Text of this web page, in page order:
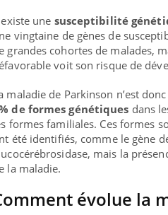
une susceptibilité
vingtaine de gènes de
grandes cohortes de malades,
voit son risque de
maladie de Parkinson n’est
de formes génétiques dans
formes familiales. Ces formes
été identifiés, comme le gène
mais la
la maladie.
évolue la